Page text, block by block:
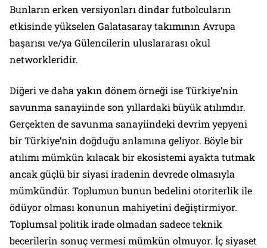
Bunların erken versiyonları dindar futbolcuların
etkisinde yükselen Galatasaray takımının Avrupa
başarısı ve/ya Gülencilerin uluslararası okul
networkleridir.
Diğeri ve daha yakın dönem örneği ise Türkiye’nin
savunma sanayiinde son yıllardaki büyük atılımdır.
Gerçekten de savunma sanayiindeki devrim yepyeni
bir Türkiye’nin doğduğu anlamına geliyor. Böyle bir
atılımı mümkün kılacak bir ekosistemi ayakta tutmak
ancak güçlü bir siyasi iradenin devrede olmasıyla
mümkündür. Toplumun bunun bedelini otoriterlik ile
ödüyor olması konunun mahiyetini değiştirmiyor.
Toplumsal politik irade olmadan sadece teknik
becerilerin sonuç vermesi mümkün olmuyor. İç siyaset